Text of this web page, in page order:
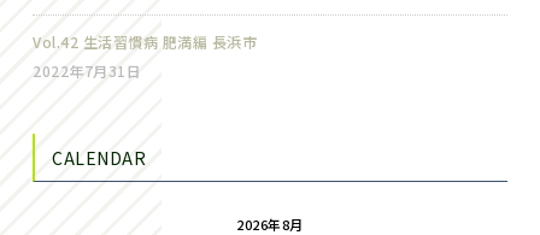
Vol.42 生活習慣病 肥満編 長浜市
2022年7月31日
CALENDAR
2026年8月